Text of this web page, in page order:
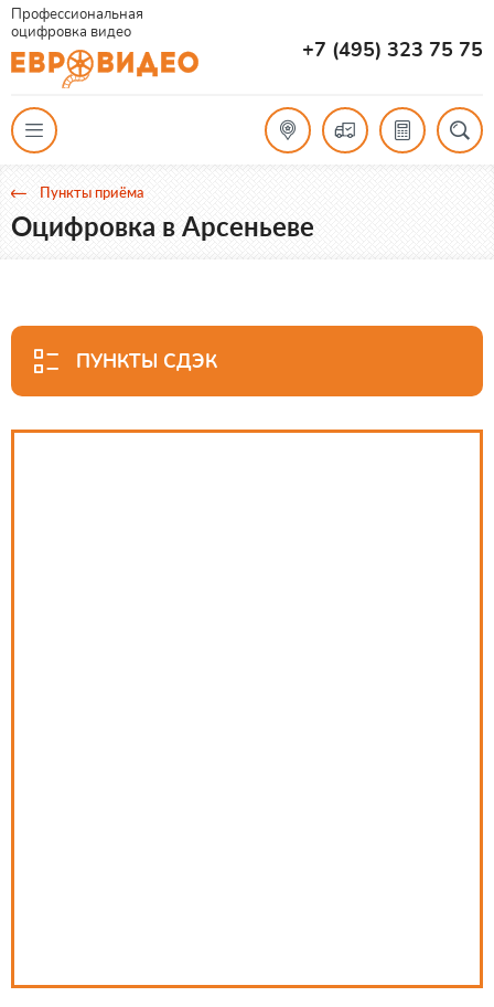
Профессиональная
оцифровка видео
+7 (495) 323 75 75
Пункты приёма
Оцифровка в Арсеньеве
ПУНКТЫ СДЭК